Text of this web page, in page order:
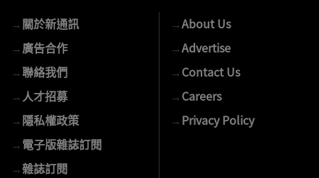
E-
mail
→關於新通訊
→廣告合作
→聯絡我們
→ 人才招募
→隱私權政策
→電子版雜誌訂閱
→雜誌訂閱
→About Us
→Advertise
→Contact Us
→Careers
→Privacy Policy